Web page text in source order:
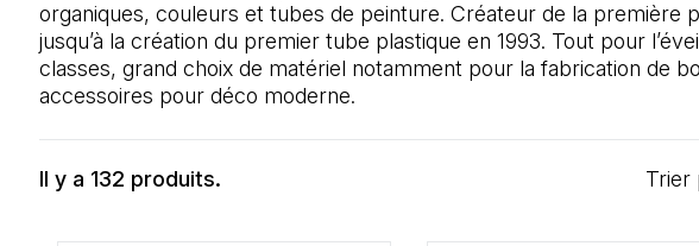
organiques, couleurs et tubes de peinture. Créateur de la première
jusqu’à la création du premier tube plastique en 1993. Tout pour
classes, grand choix de matériel notamment pour la fabrication de
accessoires pour déco moderne.
Il y a 132 produits. Trier